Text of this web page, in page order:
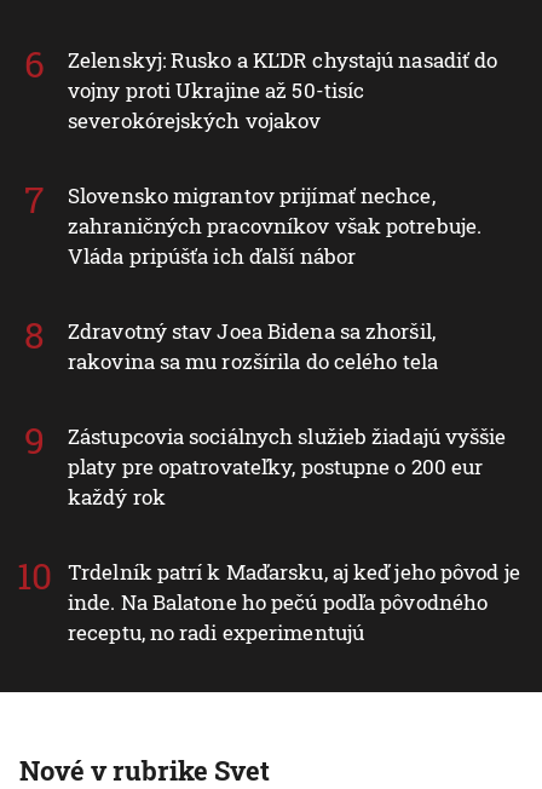
Zelenskyj: Rusko a KĽDR chystajú nasadiť do
vojny proti Ukrajine až 50-tisíc
severokórejských vojakov
Slovensko migrantov prijímať nechce,
zahraničných pracovníkov však potrebuje.
Vláda pripúšťa ich ďalší nábor
Zdravotný stav Joea Bidena sa zhoršil,
rakovina sa mu rozšírila do celého tela
Zástupcovia sociálnych služieb žiadajú vyššie
platy pre opatrovateľky, postupne o 200 eur
každý rok
Trdelník patrí k Maďarsku, aj keď jeho pôvod je
inde. Na Balatone ho pečú podľa pôvodného
receptu, no radi experimentujú
Nové v rubrike Svet